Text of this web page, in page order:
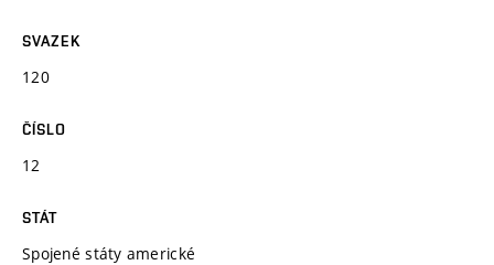
SVAZEK
120
ČÍSLO
12
STÁT
Spojené státy americké